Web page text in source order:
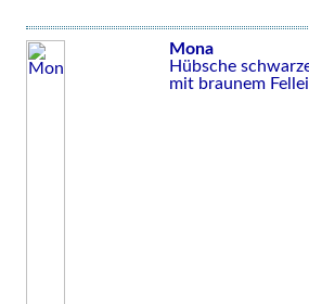
Mona
Hübsche
mit braunem